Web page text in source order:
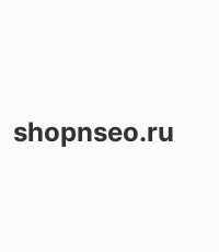
shopnseo.ru